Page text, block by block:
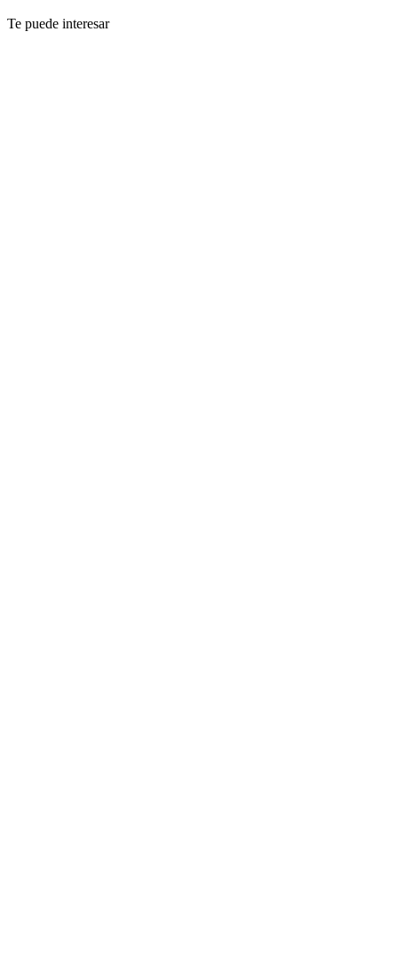
Te puede interesar